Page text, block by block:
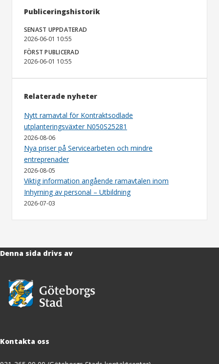
Publiceringshistorik
SENAST UPPDATERAD
2026-06-01 10:55
FÖRST PUBLICERAD
2026-06-01 10:55
Relaterade nyheter
Nytt ramavtal för Kontraktsodlade
utplanteringsväxter N050S25281
2026-08-06
Nya priser på Servicearbeten och mindre
entreprenader
2026-08-05
Viktig information angående ramavtalen inom
Inhyrning av personal – Utbildning
2026-07-03
Denna sida drivs av
Kontakta oss